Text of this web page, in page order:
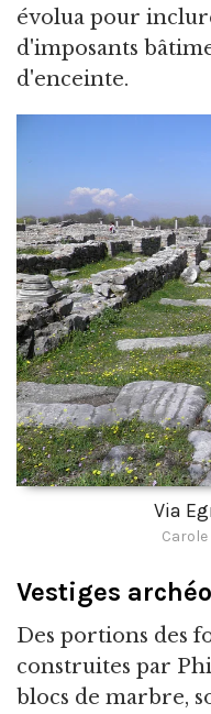
évolua pour
d'imposants
d'enceinte.
Via
Carole
Vestiges
Des portions des
construites par
blocs de marbre,